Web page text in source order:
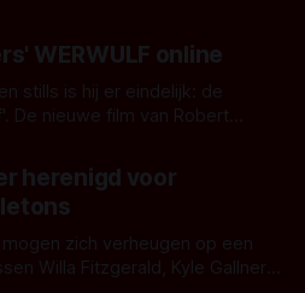
WERWULF online
stills is hij er eindelijk: de
De nieuwe film van Robert
Het topic deze keer is (kon
Kijk je mee?
herenigd voor
zich verheugen op een
Willa Fitzgerald, Kyle Gallner